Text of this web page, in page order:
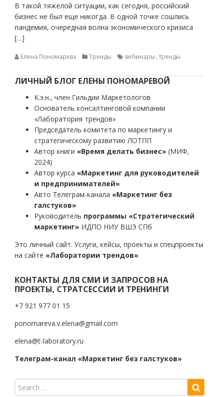
В такой тяжелой ситуации, как сегодня, российский
бизнес не был еще никогда. В одной точке сошлись
пандемия, очередная волна экономического кризиса
[…]
Елена Пономарева Тренды вебинары , тренды
ЛИЧНЫЙ БЛОГ ЕЛЕНЫ ПОНОМАРЕВОЙ
К.э.н., член Гильдии Маркетологов
Основатель консалтинговой компании
«Лаборатория трендов»
Председатель комитета по маркетингу и
стратегическому развитию ЛОТПП
Автор книги «Время делать бизнес» (МИФ,
2024)
Автор курса «Маркетинг для руководителей
и предпринимателей»
Авто Телеграм-канала «Маркетинг без
галстуков»
Руководитель программы «Стратегический
маркетинг» ИДПО НИУ ВШЭ СПб
Это личный сайт. Услуги, кейсы, проекты и спецпроекты
на сайте «Лаборатории трендов»
КОНТАКТЫ ДЛЯ СМИ И ЗАПРОСОВ НА
ПРОЕКТЫ, СТРАТСЕССИИ И ТРЕНИНГИ
+7 921 977 01 15
ponomareva.v.elena@gmail.com
elena@t-laboratory.ru
Телеграм-канал «Маркетинг без галстуков»